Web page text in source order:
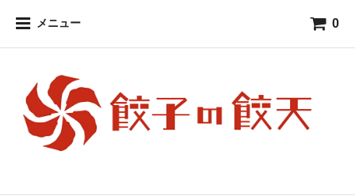
メニュー 0